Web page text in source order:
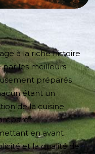
à la riche histoire
par les meilleurs
préparés
étant un
de la cuisine
en avant
et la qualité de